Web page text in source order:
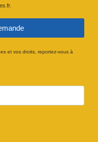
et vos droits, reportez-vous à